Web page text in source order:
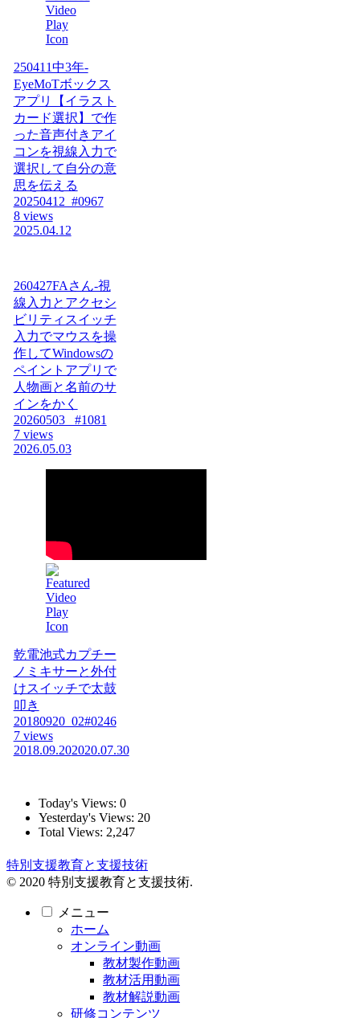
250411中3年-
EyeMoTボックス
アプリ【イラスト
カード選択】で作
った音声付きアイ
コンを視線入力で
選択して自分の意
思を伝える
20250412_#0967
8 views
2025.04.12
260427FAさん-視
線入力とアクセシ
ビリティスイッチ
入力でマウスを操
作してWindowsの
ペイントアプリで
人物画と名前のサ
インをかく
20260503_ #1081
7 views
2026.05.03
乾電池式カプチー
ノミキサーと外付
けスイッチで太鼓
叩き
20180920_02#0246
7 views
2018.09.202020.07.30
Today's Views: 0
Yesterday's Views: 20
Total Views: 2,247
特別支援教育と支援技術
© 2020 特別支援教育と支援技術.
メニュー
ホーム
オンライン動画
教材製作動画
教材活用動画
教材解説動画
研修コンテンツ